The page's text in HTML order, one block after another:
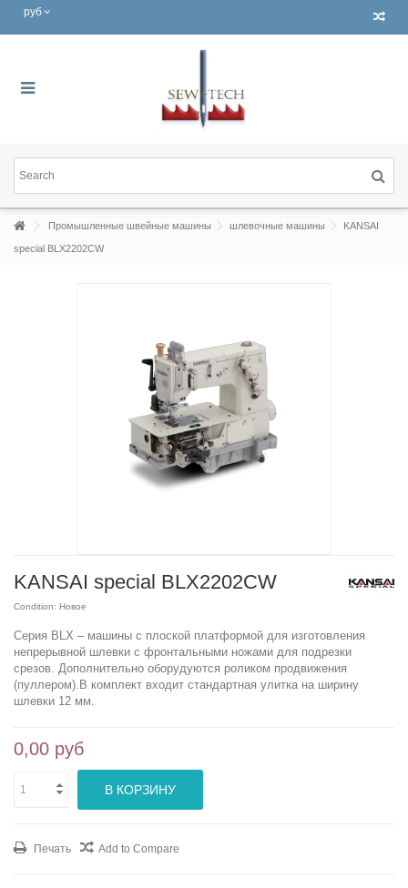
руб
Промышленные швейные машины шлевочные машины KANSAI
special BLX2202CW
KANSAI special BLX2202CW
Condition: Новое
Серия BLX – машины с плоской платформой для изготовления
непрерывной шлевки с фронтальными ножами для подрезки
срезов. Дополнительно оборудуются роликом продвижения
(пуллером).В комплект входит стандартная улитка на ширину
шлевки 12 мм.
0,00 руб
В КОРЗИНУ
Печать Add to Compare